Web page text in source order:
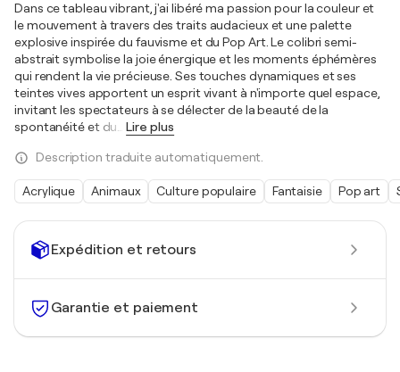
Expédition et retours
Garantie et paiement
Dans ce tableau vibrant, j'ai libéré ma passion pour la couleur et
le mouvement à travers des traits audacieux et une palette
explosive inspirée du fauvisme et du Pop Art. Le colibri semi-
abstrait symbolise la joie énergique et les moments éphémères
qui rendent la vie précieuse. Ses touches dynamiques et ses
teintes vives apportent un esprit vivant à n'importe quel espace,
invitant les spectateurs à se délecter de la beauté de la
spontanéité et du
Lire plus
Description traduite automatiquement.
Acrylique Animaux Culture populaire Fantaisie Pop art